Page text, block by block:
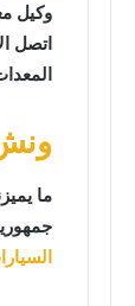
وكيل
اتصل